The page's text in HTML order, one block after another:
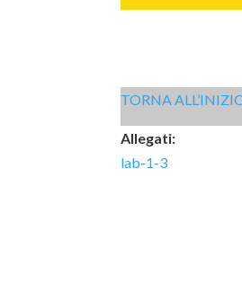
TORNA
Allegati:
lab-1-3